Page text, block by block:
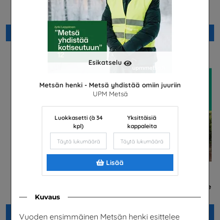
Esikatselu
Metsän henki - Metsä yhdistää omiin juuriin
UPM Metsä
Luokkasetti (à 34
kpl)
Yksittäisiä
kappaleita
Lisää
Kuvaus
Vuoden ensimmäinen Metsän henki esittelee
Suomen Palautuspakkaus OY
Lisää
vanhemmille
Telia Finland Oyj
Lisää
Metsän henki - Metsän
UPM Metsä
Lisää
Aalto-yliopiston Kemian
tekniikan korkeakoulu -esite
Lisää